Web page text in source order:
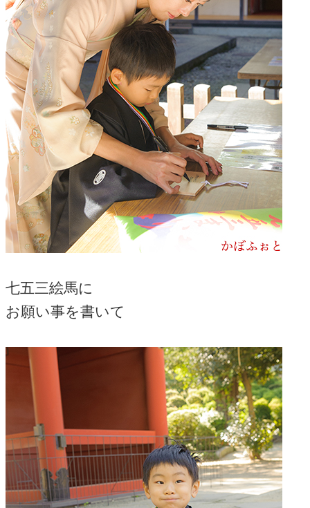
七五三絵馬に
お願い事を書いて